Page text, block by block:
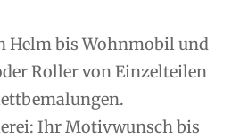
Helm bis Wohnmobil und
Roller von Einzelteilen
Ihr Motivwunsch bis